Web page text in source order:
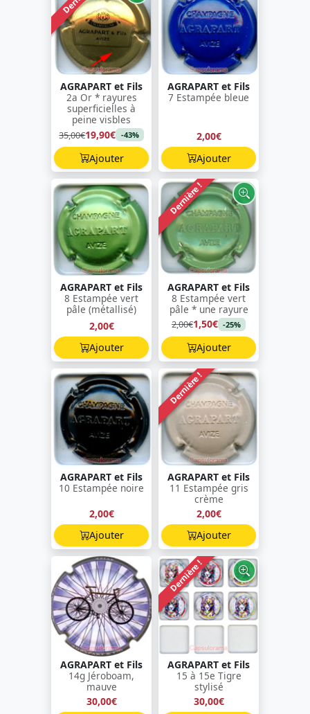
AGRAPART et Fils
2a Or * rayures
superficielles à
peine visbles
35,00€19,90€ -43%
Ajouter
AGRAPART et Fils
7 Estampée bleue
2,00€
Ajouter
AGRAPART et Fils
8 Estampée vert
pâle (métallisé)
2,00€
Ajouter
Dernière !
AGRAPART et Fils
8 Estampée vert
pâle * une rayure
2,00€1,50€ -25%
Ajouter
AGRAPART et Fils
10 Estampée noire
2,00€
Ajouter
Dernière !
AGRAPART et Fils
11 Estampée gris
crème
2,00€
Ajouter
AGRAPART et Fils
14g Jéroboam,
mauve
30,00€
Dernière !
AGRAPART et Fils
15 à 15e Tigre
stylisé
30,00€